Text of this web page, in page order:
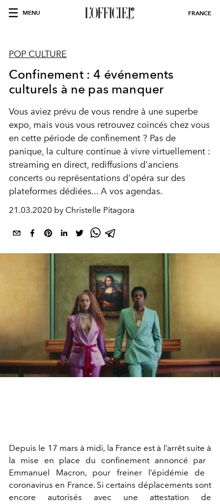
MENU FRANCE
POP CULTURE
Confinement : 4 événements
culturels à ne pas manquer
Vous aviez prévu de vous rendre à une superbe
expo, mais vous vous retrouvez coincés chez vous
en cette période de confinement ? Pas de
panique, la culture continue à vivre virtuellement :
streaming en direct, rediffusions d'anciens
concerts ou représentations d'opéra sur des
plateformes dédiées... A vos agendas.
21.03.2020 by Christelle Pitagora
Depuis le 17 mars à midi, la France est à l’arrêt suite à
la mise en place du ​confinement annoncé par ​
Emmanuel Macron​, pour freiner l’épidémie de ​
coronavirus​ en France. Si certains déplacements sont
encore autorisés avec une attestation de